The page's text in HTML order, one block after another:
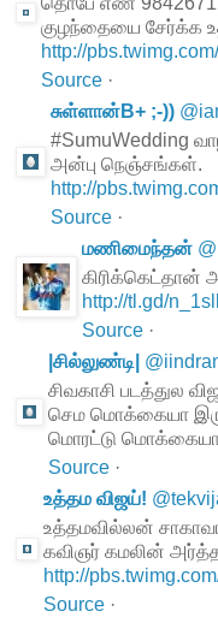
குழந்தையை சேர்க்க
http://
Source ·
சுள்ளான்B+ ;-)) @
#SumuWedding
அன்பு நெஞ்சங்கள்.
http://
Source ·
மணிமைந்தன் @
கிரிக்கெட்தான்
http://tl.gd/
Source ·
|சில்லுண்டி| @
சிவகாசி படத்துல
செம மொக்கையா
மொரட்டு மொக்கையா
Source ·
உத்தம விஜய்! @
உத்தமவில்லன்
கவிஞர் கமலின்
http://
Source ·